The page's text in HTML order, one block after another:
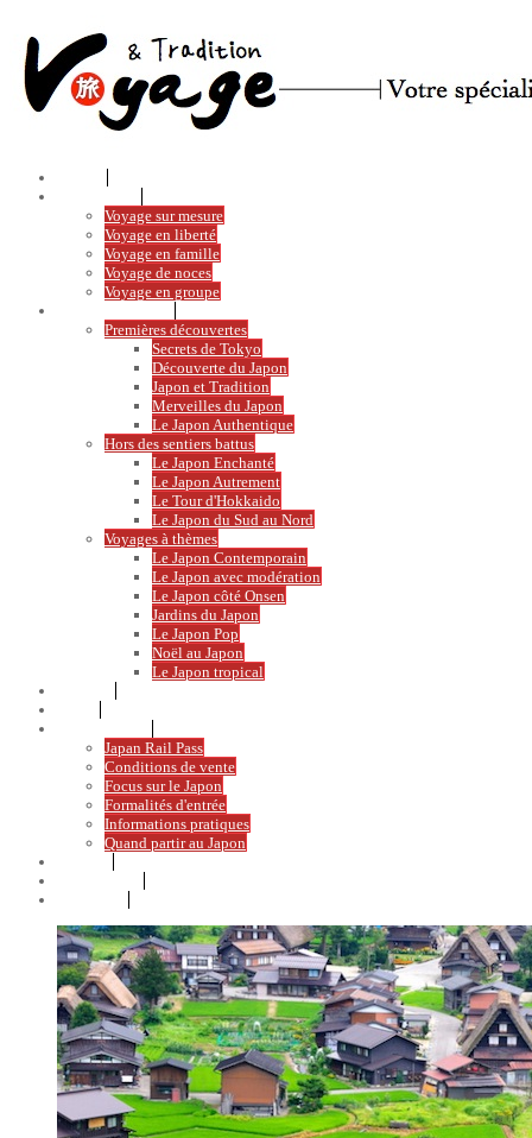
Voyage sur mesure
Voyage en liberté
Voyage en famille
Voyage de noces
Voyage en groupe
Premières découvertes
Secrets de Tokyo
Découverte du Japon
Japon et Tradition
Merveilles du Japon
Le Japon Authentique
Hors des sentiers battus
Le Japon Enchanté
Le Japon Autrement
Le Tour d'Hokkaido
Le Japon du Sud au Nord
Voyages à thèmes
Le Japon Contemporain
Le Japon avec modération
Le Japon côté Onsen
Jardins du Japon
Le Japon Pop
Noël au Japon
Le Japon tropical
Japan Rail Pass
Conditions de vente
Focus sur le Japon
Formalités d'entrée
Informations pratiques
Quand partir au Japon